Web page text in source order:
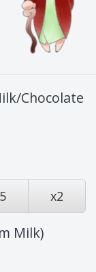
Chocolate
x2
Milk)